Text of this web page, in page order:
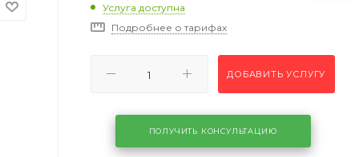
Услуга доступна
Подробнее о тарифах
ДОБАВИТЬ УСЛУГУ
ПОЛУЧИТЬ КОНСУЛЬТАЦИЮ